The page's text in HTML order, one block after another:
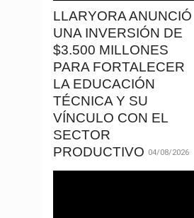
LLARYORA ANUNCIÓ
UNA INVERSIÓN DE
$3.500 MILLONES
PARA FORTALECER
LA EDUCACIÓN
TÉCNICA Y SU
VÍNCULO CON EL
SECTOR
PRODUCTIVO
El gobernador Martín Llaryora
04/08/2026